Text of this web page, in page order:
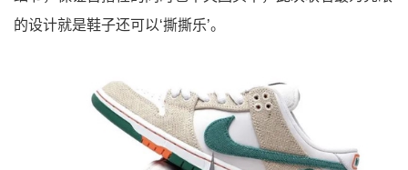
的设计就是鞋子还可以‘撕撕乐’。